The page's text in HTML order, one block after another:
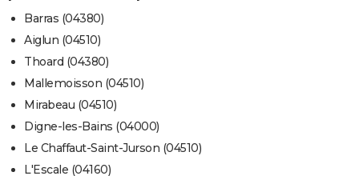
Barras (04380)
Aiglun (04510)
Thoard (04380)
Mallemoisson (04510)
Mirabeau (04510)
Digne-les-Bains (04000)
Le Chaffaut-Saint-Jurson (04510)
L'Escale (04160)